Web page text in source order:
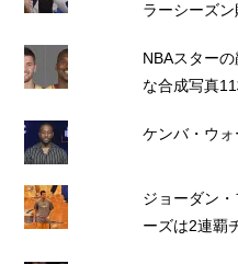
ラーシーズ
NBAスター
な合成写真
ケンバ・ウ
ジョーダン
ーズは2連覇